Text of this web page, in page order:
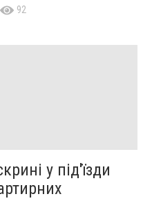
92
у під'їзди